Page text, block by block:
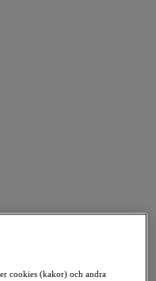
cookies (kakor) och andra